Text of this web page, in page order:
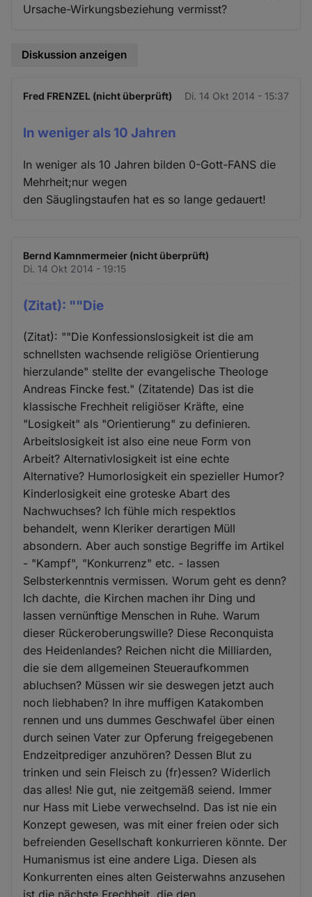
Ursache-Wirkungsbeziehung vermisst?
Diskussion anzeigen
Fred FRENZEL (nicht überprüft) Di. 14 Okt 2014 - 15:37
In weniger als 10 Jahren
In weniger als 10 Jahren bilden 0-Gott-FANS die
Mehrheit;nur wegen
den Säuglingstaufen hat es so lange gedauert!
Bernd Kamnmermeier (nicht überprüft)
Di. 14 Okt 2014 - 19:15
(Zitat): ""Die
(Zitat): ""Die Konfessionslosigkeit ist die am
schnellsten wachsende religiöse Orientierung
hierzulande" stellte der evangelische Theologe
Andreas Fincke fest." (Zitatende) Das ist die
klassische Frechheit religiöser Kräfte, eine
"Losigkeit" als "Orientierung" zu definieren.
Arbeitslosigkeit ist also eine neue Form von
Arbeit? Alternativlosigkeit ist eine echte
Alternative? Humorlosigkeit ein spezieller Humor?
Kinderlosigkeit eine groteske Abart des
Nachwuchses? Ich fühle mich respektlos
behandelt, wenn Kleriker derartigen Müll
absondern. Aber auch sonstige Begriffe im Artikel
- "Kampf", "Konkurrenz" etc. - lassen
Selbsterkenntnis vermissen. Worum geht es denn?
Ich dachte, die Kirchen machen ihr Ding und
lassen vernünftige Menschen in Ruhe. Warum
dieser Rückeroberungswille? Diese Reconquista
des Heidenlandes? Reichen nicht die Milliarden,
die sie dem allgemeinen Steueraufkommen
abluchsen? Müssen wir sie deswegen jetzt auch
noch liebhaben? In ihre muffigen Katakomben
rennen und uns dummes Geschwafel über einen
durch seinen Vater zur Opferung freigegebenen
Endzeitprediger anzuhören? Dessen Blut zu
trinken und sein Fleisch zu (fr)essen? Widerlich
das alles! Nie gut, nie zeitgemäß seiend. Immer
nur Hass mit Liebe verwechselnd. Das ist nie ein
Konzept gewesen, was mit einer freien oder sich
befreienden Gesellschaft konkurrieren könnte. Der
Humanismus ist eine andere Liga. Diesen als
Konkurrenten eines alten Geisterwahns anzusehen